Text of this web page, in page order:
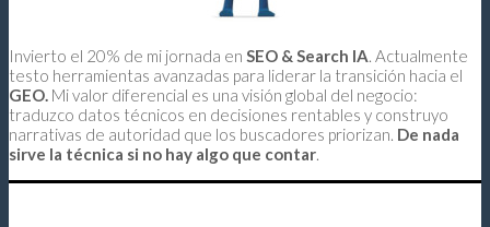
Invierto el 20% de mi jornada en SEO & Search IA. Actualmente
testo herramientas avanzadas para liderar la transición hacia el
GEO. Mi valor diferencial es una visión global del negocio:
traduzco datos técnicos en decisiones rentables y construyo
narrativas de autoridad que los buscadores priorizan. De nada
sirve la técnica si no hay algo que contar.